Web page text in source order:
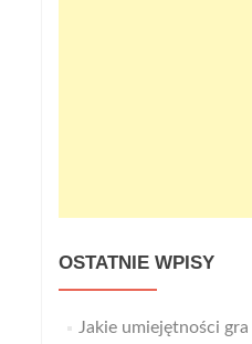
OSTATNIE WPISY
Jakie umiejętności